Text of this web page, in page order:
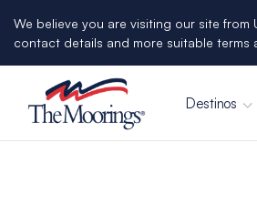
We believe you are visiting our site
contact details and more suitable terms
Destinos